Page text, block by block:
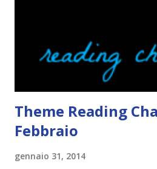
dei libri sono dei grandi lettori,
trovato una scena in ...
Theme Reading
Febbraio
gennaio 31, 2014